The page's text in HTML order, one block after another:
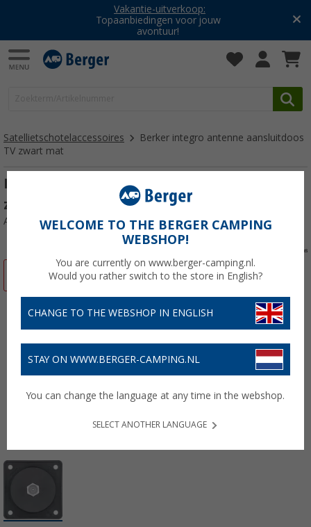
Vakantie-uitverkoop:
Topaanbiedingen voor jouw
avontuur!
Satellietschotelaccessoires
Berker integro antenne aansluitdoos
TV zwart mat
Berker integro antenne aansluitdoos TV
zwart mat
Artikelnr: 334517
-25%
WELCOME TO THE BERGER CAMPING
WEBSHOP!
You are currently on www.berger-camping.nl.
Would you rather switch to the store in English?
CHANGE TO THE WEBSHOP IN ENGLISH
STAY ON WWW.BERGER-CAMPING.NL
You can change the language at any time in the webshop.
SELECT ANOTHER LANGUAGE